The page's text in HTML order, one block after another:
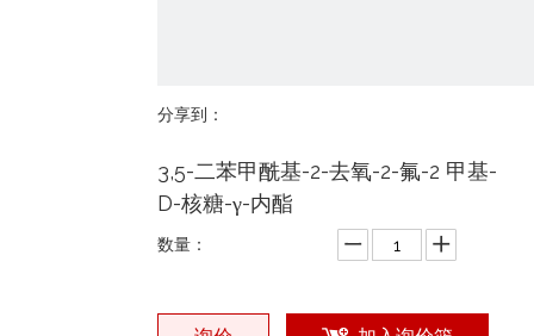
分享到：
3,5-二苯甲酰基-2-去氧-2-氟-2 甲基-
D-核糖-γ-内酯
数量：